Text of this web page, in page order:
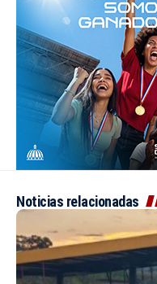
Noticias relacionadas